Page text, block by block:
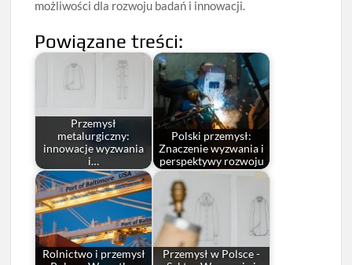
możliwości dla rozwoju badań i innowacji.
Powiązane treści:
Przemysł
metalurgiczny:
innowacje wyzwania
i…
Polski przemysł:
Znaczenie wyzwania i
perspektywy rozwoju
Rolnictwo i przemysł
Przemysł w Polsce -